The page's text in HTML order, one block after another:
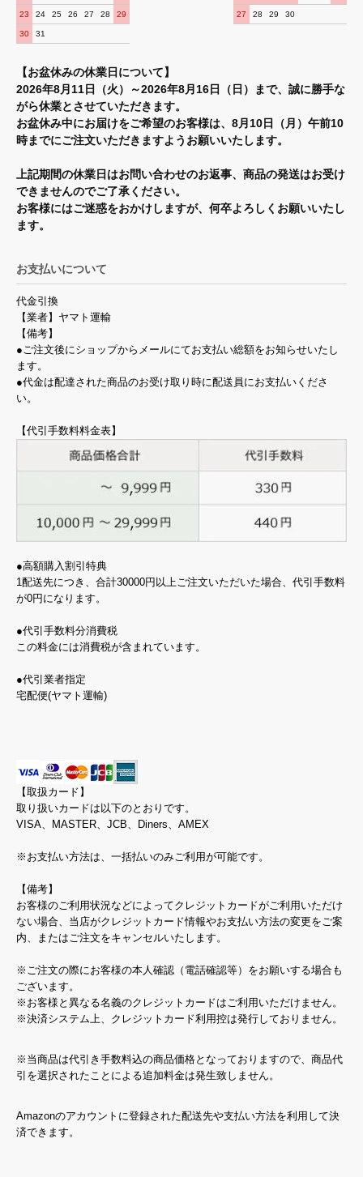
23 24 25 26 27 28 29
30 31
27 28 29 30
【お盆休みの休業日について】
2026年8月11日（火）～2026年8月16日（日）まで、誠に勝手な
がら休業とさせていただきます。
お盆休み中にお届けをご希望のお客様は、8月10日（月）午前10
時までにご注文いただきますようお願いいたします。
上記期間の休業日はお問い合わせのお返事、商品の発送はお受け
できませんのでご了承ください。
お客様にはご迷惑をおかけしますが、何卒よろしくお願いいたし
ます。
お支払いについて
代金引換
【業者】ヤマト運輸
【備考】
●ご注文後にショップからメールにてお支払い総額をお知らせいたし
ます。
●代金は配達された商品のお受け取り時に配送員にお支払いくださ
い。
【代引手数料料金表】
●高額購入割引特典
1配送先につき、合計30000円以上ご注文いただいた場合、代引手数料
が0円になります。
●代引手数料分消費税
この料金には消費税が含まれています。
●代引業者指定
宅配便(ヤマト運輸)
【取扱カード】
取り扱いカードは以下のとおりです。
VISA、MASTER、JCB、Diners、AMEX
※お支払い方法は、一括払いのみご利用が可能です。
【備考】
お客様のご利用状況などによってクレジットカードがご利用いただけ
ない場合、当店がクレジットカード情報やお支払い方法の変更をご案
内、またはご注文をキャンセルいたします。
※ご注文の際にお客様の本人確認（電話確認等）をお願いする場合も
ございます。
※お客様と異なる名義のクレジットカードはご利用いただけません。
※決済システム上、クレジットカード利用控は発行しておりません。
※当商品は代引き手数料込の商品価格となっておりますので、商品代
引を選択されたことによる追加料金は発生致しません。
Amazonのアカウントに登録された配送先や支払い方法を利用して決
済できます。